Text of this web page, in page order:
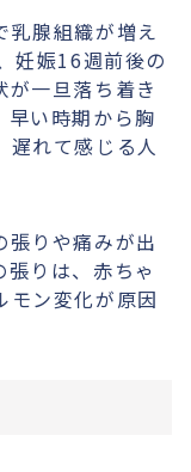
乳腺組織が増え
妊娠16週前後の
一旦落ち着き
早い時期から胸
遅れて感じる人
張りや痛みが出
りは、赤ちゃ
モン変化が原因